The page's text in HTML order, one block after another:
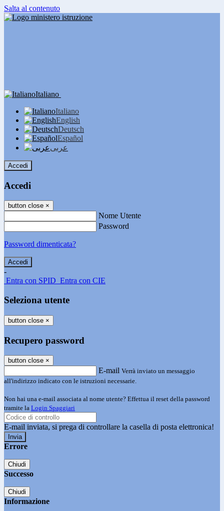
Salta al contenuto
Italiano
Italiano
English
Deutsch
Español
عربى
Accedi
Accedi
button close ×
Nome Utente
Password
Password dimenticata?
-
Entra con SPID Entra con CIE
Seleziona utente
button close ×
Recupero password
button close ×
E-mail Verrà inviato un messaggio
all'indirizzo indicato con le istruzioni necessarie.
Non hai una e-mail associata al nome utente? Effettua il reset della password
tramite la Login Spaggiari
E-mail inviata, si prega di controllare la casella di posta elettronica!
Errore
Chiudi
Successo
Chiudi
Informazione